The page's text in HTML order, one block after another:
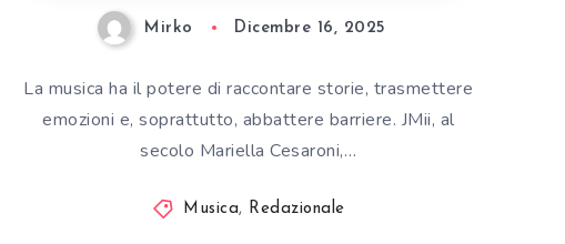
Mirko Dicembre 16, 2025
La musica ha il potere di raccontare storie, trasmettere
emozioni e, soprattutto, abbattere barriere. JMii, al
secolo Mariella Cesaroni,…
Musica, Redazionale